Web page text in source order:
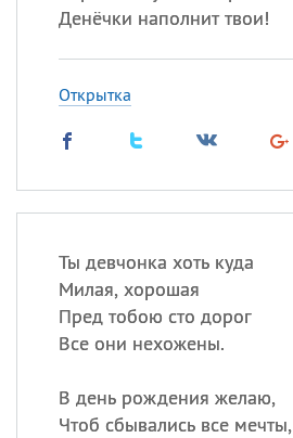
Денёчки наполнит твои!
Открытка
Ты девчонка хоть куда
Милая, хорошая
Пред тобою сто дорог
Все они нехожены.
В день рождения желаю,
Чтоб сбывались все мечты,